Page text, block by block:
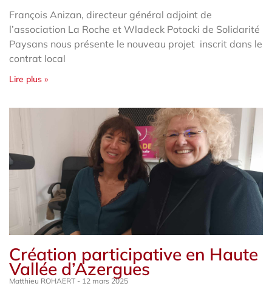
François Anizan, directeur général adjoint de
l’association La Roche et Wladeck Potocki de Solidarité
Paysans nous présente le nouveau projet inscrit dans le
contrat local
Lire plus »
Création participative en Haute
Vallée d’Azergues
Matthieu ROHAERT 12 mars 2025